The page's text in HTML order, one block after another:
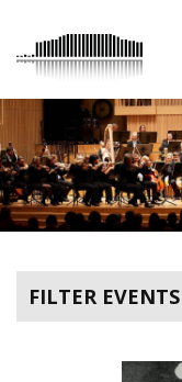
FILTER EVENTS